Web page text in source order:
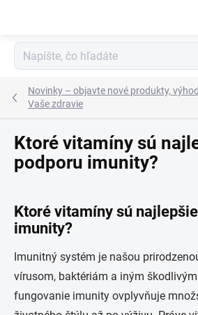
Novinky – objavte nové produkty,
Vaše zdravie
Ktoré vitamíny sú
podporu imunity?
Ktoré vitamíny sú
imunity?
Imunitný systém je našou
vírusom, baktériám a iným
fungovanie imunity ovplyvňuje